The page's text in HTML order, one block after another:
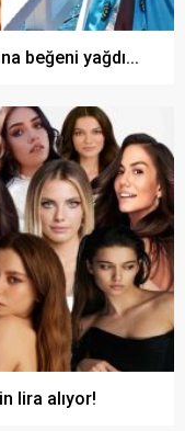
beğeni yağdı...
lira alıyor!